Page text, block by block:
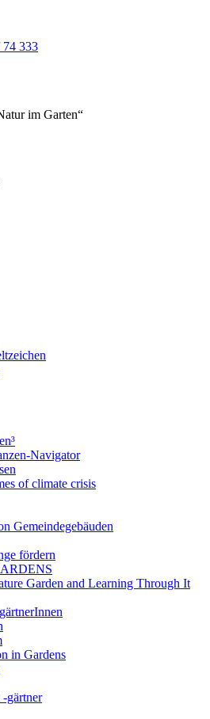
74 333
im Garten“
Navigator
of climate crisis
Gemeindegebäuden
fördern
Garden and Learning Through It
in Gardens
gärtner